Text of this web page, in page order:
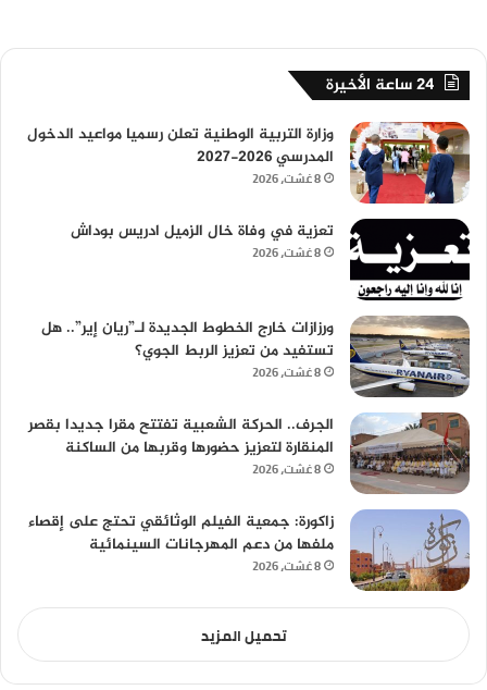
24 ساعة الأخيرة
وزارة التربية الوطنية تعلن رسميا مواعيد الدخول
المدرسي 2026-2027
8 غشت، 2026
تعزية في وفاة خال الزميل ادريس بوداش
8 غشت، 2026
ورزازات خارج الخطوط الجديدة لـ”ريان إير”.. هل
تستفيد من تعزيز الربط الجوي؟
8 غشت، 2026
الجرف.. الحركة الشعبية تفتتح مقرا جديدا بقصر
المنقارة لتعزيز حضورها وقربها من الساكنة
8 غشت، 2026
زاكورة: جمعية الفيلم الوثائقي تحتج على إقصاء
ملفها من دعم المهرجانات السينمائية
8 غشت، 2026
تحميل المزيد